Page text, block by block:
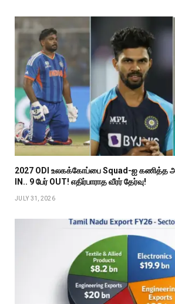
2027 ODI உலகக்கோப்பை Squad-ஐ கணித்த
IN.. 9 பேர் OUT! எதிர்பாராத வீரர் தேர்வு!
JULY 31, 2026